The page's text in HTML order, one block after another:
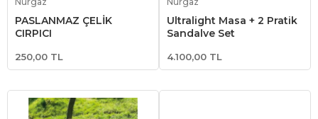
PASLANMAZ ÇELİK
ÇIRPICI
250,00 TL
Ultralight Masa + 2 Pratik
Sandalye Set
4.100,00 TL